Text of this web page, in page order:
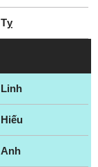
Tỵ
Linh
Hiếu
Anh